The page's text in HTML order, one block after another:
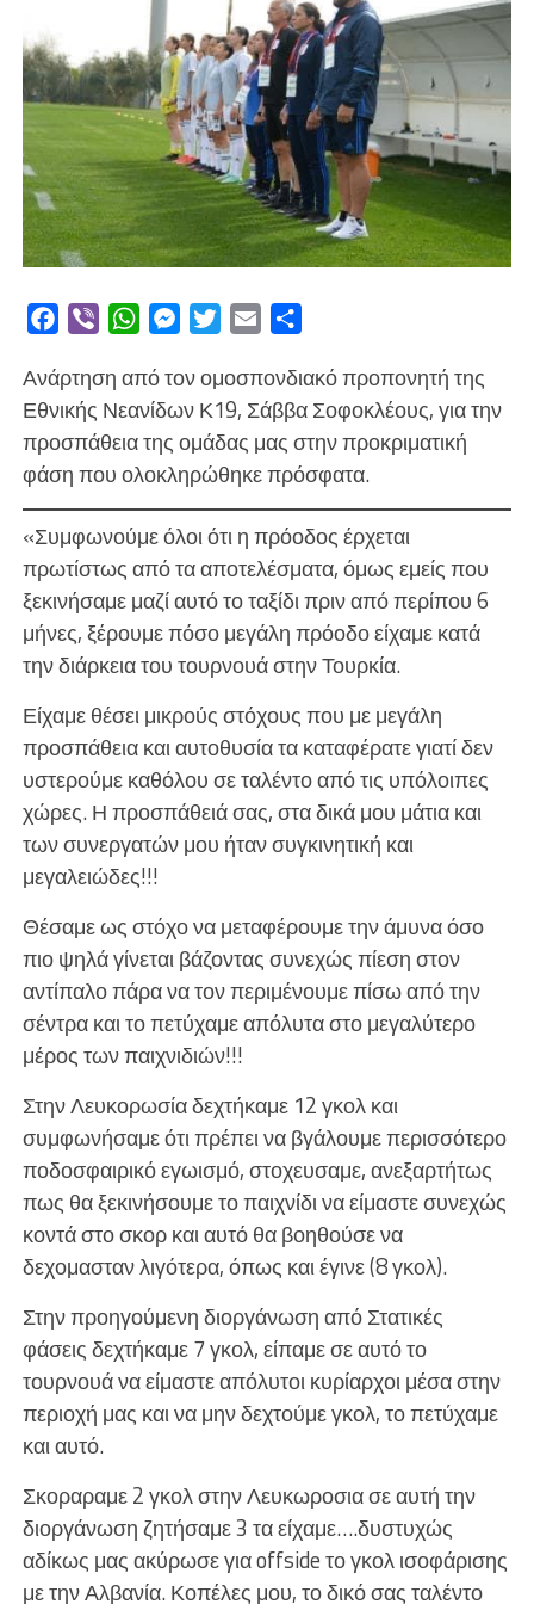
Facebook
Viber WhatsAppMessengerTwitterEmail
Ανάρτηση από τον ομοσπονδιακό προπονητή της
Εθνικής Νεανίδων Κ19, Σάββα Σοφοκλέους, για την
προσπάθεια της ομάδας μας στην προκριματική
φάση που ολοκληρώθηκε πρόσφατα.
«Συμφωνούμε όλοι ότι η πρόοδος έρχεται
πρωτίστως από τα αποτελέσματα, όμως εμείς που
ξεκινήσαμε μαζί αυτό το ταξίδι πριν από περίπου 6
μήνες, ξέρουμε πόσο μεγάλη πρόοδο είχαμε κατά
την διάρκεια του τουρνουά στην Τουρκία.
Είχαμε θέσει μικρούς στόχους που με μεγάλη
προσπάθεια και αυτοθυσία τα καταφέρατε γιατί δεν
υστερούμε καθόλου σε ταλέντο από τις υπόλοιπες
χώρες. Η προσπάθειά σας, στα δικά μου μάτια και
των συνεργατών μου ήταν συγκινητική και
μεγαλειώδες!!!
Θέσαμε ως στόχο να μεταφέρουμε την άμυνα όσο
πιο ψηλά γίνεται βάζοντας συνεχώς πίεση στον
αντίπαλο πάρα να τον περιμένουμε πίσω από την
σέντρα και το πετύχαμε απόλυτα στο μεγαλύτερο
μέρος των παιχνιδιών!!!
Στην Λευκορωσία δεχτήκαμε 12 γκολ και
συμφωνήσαμε ότι πρέπει να βγάλουμε περισσότερο
ποδοσφαιρικό εγωισμό, στοχευσαμε, ανεξαρτήτως
πως θα ξεκινήσουμε το παιχνίδι να είμαστε συνεχώς
κοντά στο σκορ και αυτό θα βοηθούσε να
δεχομασταν λιγότερα, όπως και έγινε (8 γκολ).
Στην προηγούμενη διοργάνωση από Στατικές
φάσεις δεχτήκαμε 7 γκολ, είπαμε σε αυτό το
τουρνουά να είμαστε απόλυτοι κυρίαρχοι μέσα στην
περιοχή μας και να μην δεχτούμε γκολ, το πετύχαμε
και αυτό.
Σκοραραμε 2 γκολ στην Λευκωροσια σε αυτή την
διοργάνωση ζητήσαμε 3 τα είχαμε….δυστυχώς
αδίκως μας ακύρωσε για offside το γκολ ισοφάρισης
με την Αλβανία. Κοπέλες μου, το δικό σας ταλέντο